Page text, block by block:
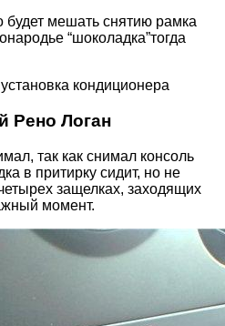
мешать снятию рамка
“шоколадка”тогда
кондиционера
Рено Логан
так как снимал консоль
в притирку сидит, но не
защелках, заходящих
момент.